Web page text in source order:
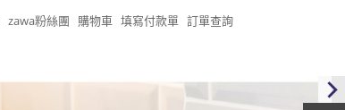
zawa粉絲團 購物車 填寫付款單 訂單查詢